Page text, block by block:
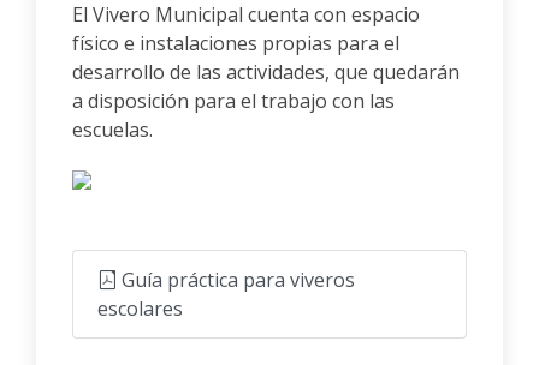
El Vivero Municipal cuenta con espacio
físico e instalaciones propias para el
desarrollo de las actividades, que quedarán
a disposición para el trabajo con las
escuelas.
Guía práctica para viveros
escolares